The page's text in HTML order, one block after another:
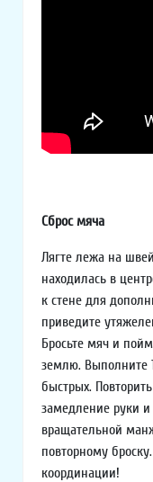
Сброс мяча
Лягте лежа на
находилась в
к стене для
приведите
Бросьте мяч и
землю. Выполните
быстрых.
замедление руки и
вращательной
повторному
координации!